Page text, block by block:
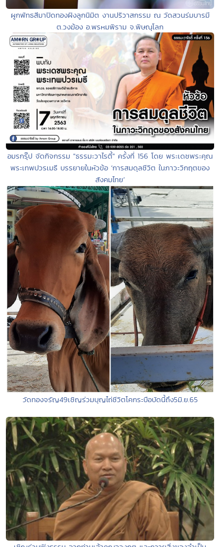
ผูกพัทธสีมาปิดทองฝังลูกนิมิต งานปริวาสกรรม ณ วัดสวนร่มบารมี
ต.วงฆ้อง อ.พรหมพิราม จ.พิษณุโลก
อมรกรุ๊ป จัดกิจกรรม "ธรรมะวาไรตี้" ครั้งที่ 156 โดย พระเดชพระคุณ
พระเทพปวรเมธี บรรยายในหัวข้อ ‘การสมดุลชีวิต ในภาวะวิกฤตของ
สังคมไทย’
วัดทองจรัญ49เชิญร่วมบุญไถ่ชีวิตโคกระบือบัดนี้ถึง5มิ.ย.65